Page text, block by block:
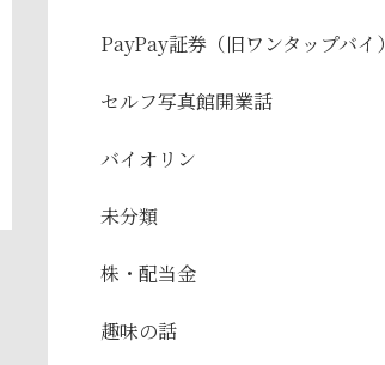
PayPay証券（旧ワンタップバイ）
セルフ写真館開業話
バイオリン
未分類
株・配当金
趣味の話